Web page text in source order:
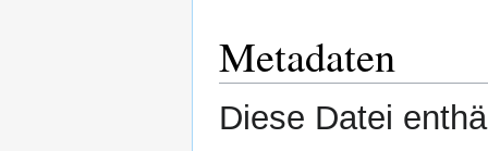
Metadaten
Diese Datei